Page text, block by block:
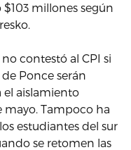
millones según
contestó al CPI si
Ponce serán
aislamiento
mayo. Tampoco ha
estudiantes del sur
se retomen las